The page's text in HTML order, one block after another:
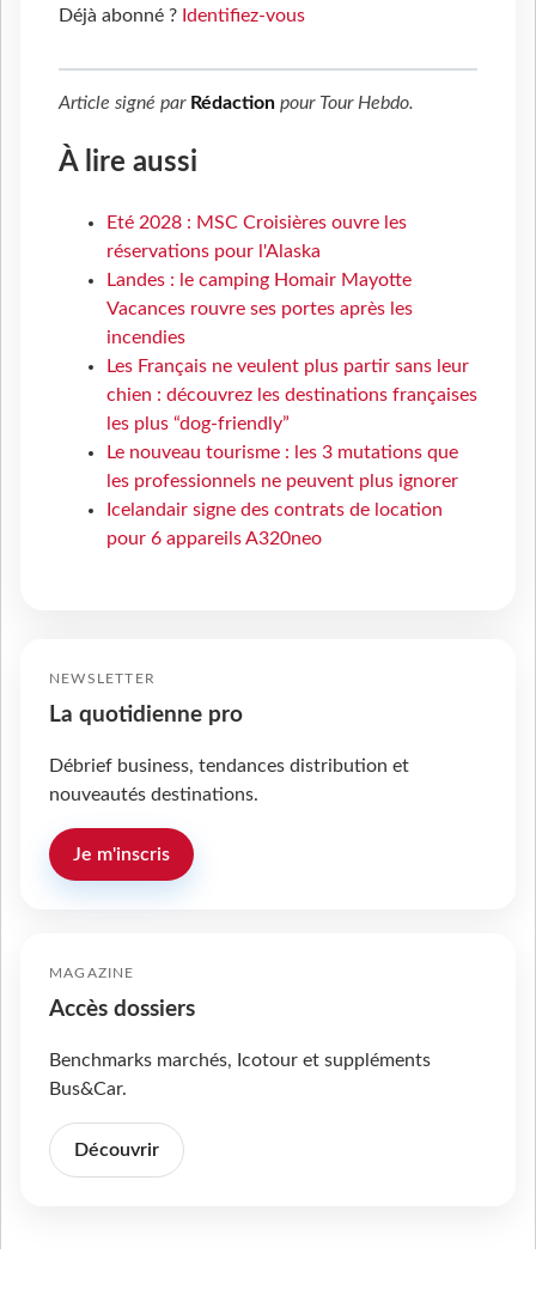
Déjà abonné ? Identifiez-vous
Article signé par Rédaction pour Tour Hebdo.
À lire aussi
Eté 2028 : MSC Croisières ouvre les
réservations pour l'Alaska
Landes : le camping Homair Mayotte
Vacances rouvre ses portes après les
incendies
Les Français ne veulent plus partir sans leur
chien : découvrez les destinations françaises
les plus “dog-friendly”
Le nouveau tourisme : les 3 mutations que
les professionnels ne peuvent plus ignorer
Icelandair signe des contrats de location
pour 6 appareils A320neo
NEWSLETTER
La quotidienne pro
Débrief business, tendances distribution et
nouveautés destinations.
Je m'inscris
MAGAZINE
Accès dossiers
Benchmarks marchés, Icotour et suppléments
Bus&Car.
Découvrir